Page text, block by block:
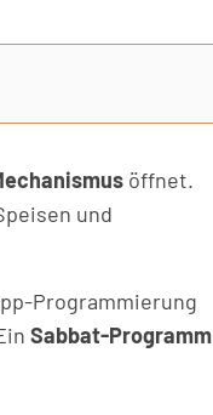
öffnet.
und
Programmierung
Sabbat-Programm